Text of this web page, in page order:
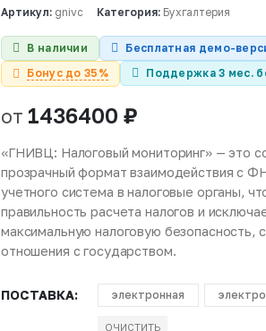
Артикул: gnivc Категория: Бухгалтерия
В наличии Бесплатная демо-
Бонус до 35%
Поддержка 3 мес.
от 1436400 ₽
«ГНИВЦ: Налоговый мониторинг» — это
прозрачный формат взаимодействия с
учетного система в налоговые органы,
правильность расчета налогов и
максимальную налоговую безопасность,
отношения с государством.
ПОСТАВКА электронная
ОЧИСТИТЬ